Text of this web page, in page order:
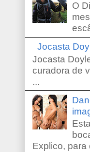
O
Jocasta
Jocasta
curadora de
...
Explico, para